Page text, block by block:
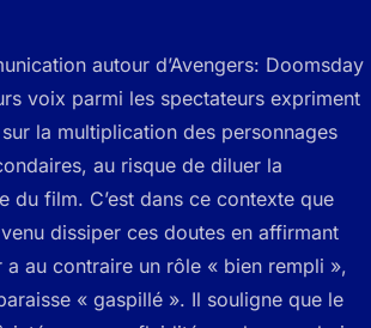
autour d’Avengers: Doomsday
voix parmi les spectateurs expriment
la multiplication des personnages
au risque de diluer la
du film. C’est dans ce contexte que
dissiper ces doutes en affirmant
a au contraire un rôle « bien rempli »,
« gaspillé ». Il souligne que le